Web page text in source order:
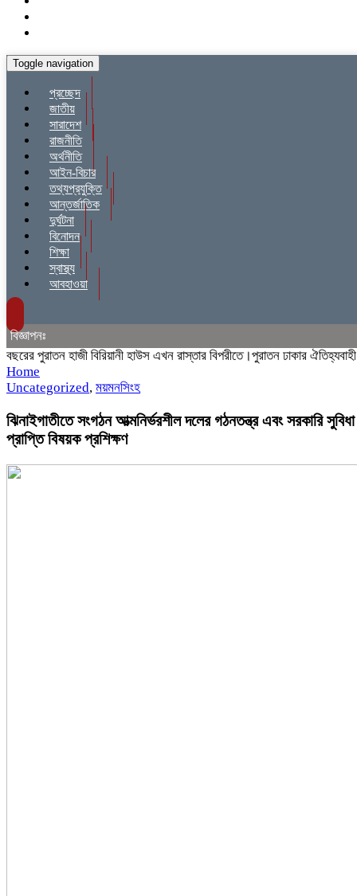
Toggle navigation
প্রচ্ছেদ
জাতীয়
সারাদেশ
রাজনীতি
অর্থনীতি
আইন-বিচার
তথ্যপ্রযুক্তি
আন্তর্জাতিক
দুর্ঘটনা
বিনোদন
শিক্ষা
স্বাস্থ্য
আবহাওয়া
বিজ্ঞাপনঃ
পুরাতন হাজী বিরিয়ানী হাউস এখন রাস্তার বিপরীতে।পুরাতন ঢাকার ঐতিহ্যবাহী
Home
Uncategorized, ময়মনসিংহ
ঝিনাইগাতীতে সংগঠন আত্মনির্ভরশীল দলের গঠনতন্ত্র এবং সরকারি সুবিধা
প্রাপ্তি বিষয়ক প্রশিক্ষণ